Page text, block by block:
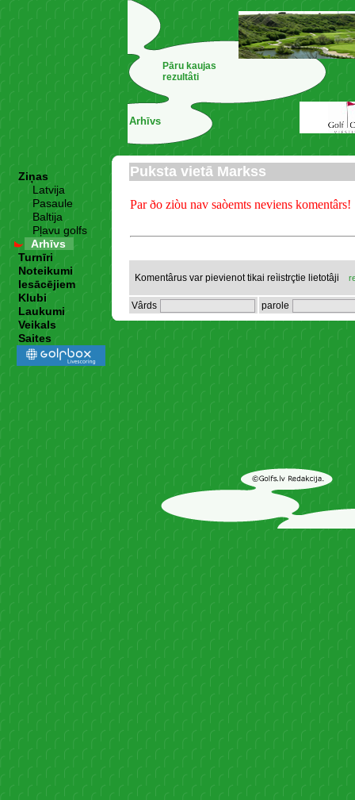
Arhīvs
Pāru kaujas
rezultâti
Ziņas
Latvija
Pasaule
Baltija
Pļavu golfs
Arhīvs
Turnīri
Noteikumi
Iesācējiem
Klubi
Laukumi
Veikals
Saites
Puksta vietā Markss
Par ðo ziòu nav saòemts neviens komentârs!
Komentârus var pievienot tikai reìistrçtie lietotâji
Vârds parole